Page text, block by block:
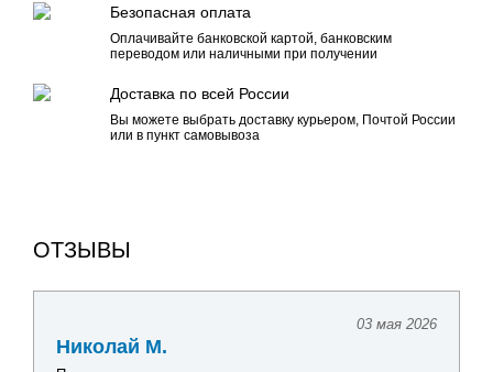
Безопасная оплата
Оплачивайте банковской картой, банковским
переводом или наличными при получении
Доставка по всей России
Вы можете выбрать доставку курьером, Почтой России
или в пункт самовывоза
ОТЗЫВЫ